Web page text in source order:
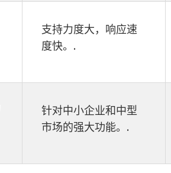
支持力度大，响应速
度快。.
针对中小企业和中型
市场的强大功能。.